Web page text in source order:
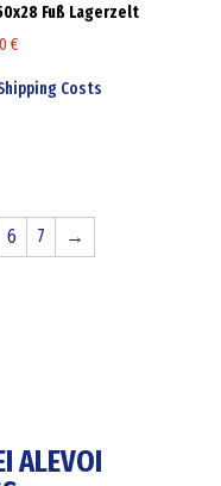
Fuß Lagerzelt
€
Costs
6 7 →
ALEVOI